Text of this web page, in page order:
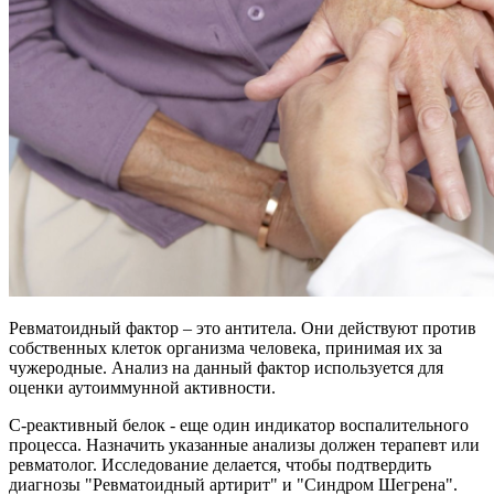
Ревматоидный фактор – это антитела. Они действуют против
собственных клеток организма человека, принимая их за
чужеродные. Анализ на данный фактор используется для
оценки аутоиммунной активности.
С-реактивный белок - еще один индикатор воспалительного
процесса. Назначить указанные анализы должен терапевт или
ревматолог. Исследование делается, чтобы подтвердить
диагнозы "Ревматоидный артирит" и "Синдром Шегрена".